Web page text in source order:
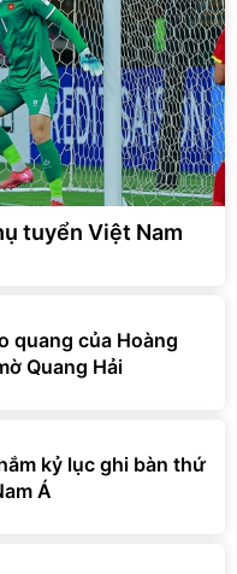
tuyển Việt Nam
quang của Hoàng
Quang Hải
kỷ lục ghi bàn thứ
Á